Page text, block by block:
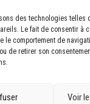
des technologies telles
Le fait de consentir à
comportement de
de retirer son
Voir
Ferrand Cedex 2